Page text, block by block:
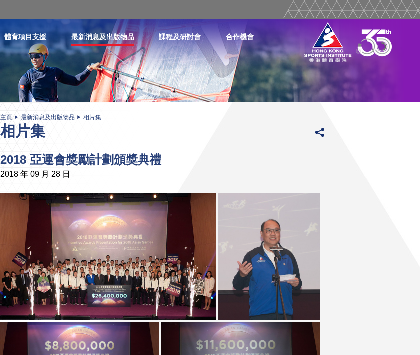
體育項目支援 最新消息及出版物品 課程及研討會 合作機會
主頁 最新消息及出版物品 相片集
相片集
2018 亞運會獎勵計劃頒獎典禮
2018 年 09 月 28 日